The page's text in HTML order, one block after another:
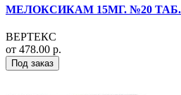
МЕЛОКСИКАМ 15МГ. №20
ВЕРТЕКС
от 478.00 р.
Под заказ